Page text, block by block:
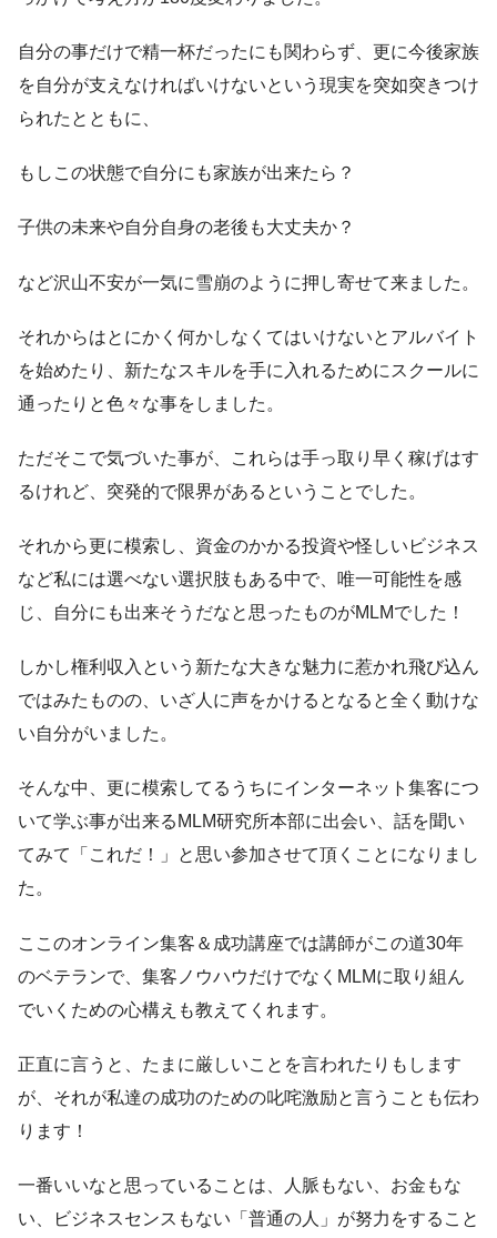
自分の事だけで精一杯だったにも関わらず、更に今後家族
を自分が支えなければいけないという現実を突如突きつけ
られたとともに、
もしこの状態で自分にも家族が出来たら？
子供の未来や自分自身の老後も大丈夫か？
など沢山不安が一気に雪崩のように押し寄せて来ました。
それからはとにかく何かしなくてはいけないとアルバイト
を始めたり、新たなスキルを手に入れるためにスクールに
通ったりと色々な事をしました。
ただそこで気づいた事が、これらは手っ取り早く稼げはす
るけれど、突発的で限界があるということでした。
それから更に模索し、資金のかかる投資や怪しいビジネス
など私には選べない選択肢もある中で、唯一可能性を感
じ、自分にも出来そうだなと思ったものがMLMでした！
しかし権利収入という新たな大きな魅力に惹かれ飛び込ん
ではみたものの、いざ人に声をかけるとなると全く動けな
い自分がいました。
そんな中、更に模索してるうちにインターネット集客につ
いて学ぶ事が出来るMLM研究所本部に出会い、話を聞い
てみて「これだ！」と思い参加させて頂くことになりまし
た。
ここのオンライン集客＆成功講座では講師がこの道30年
のベテランで、集客ノウハウだけでなくMLMに取り組ん
でいくための心構えも教えてくれます。
正直に言うと、たまに厳しいことを言われたりもします
が、それが私達の成功のための叱咤激励と言うことも伝わ
ります！
一番いいなと思っていることは、人脈もない、お金もな
い、ビジネスセンスもない「普通の人」が努力をすること